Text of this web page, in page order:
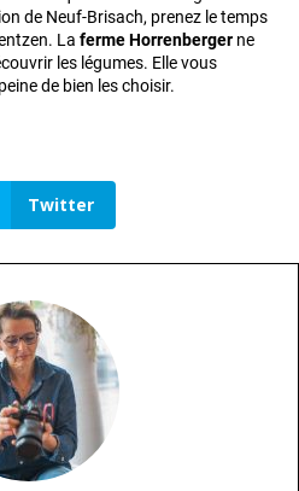
de Neuf-Brisach, prenez le temps
La ferme Horrenberger ne
les légumes. Elle vous
de bien les choisir.
Twitter